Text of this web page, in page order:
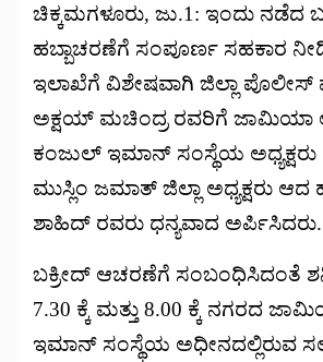
ಚಿಕ್ಕಮಗಳೂರು, ಜು.1: ಇಂದು ನಡೆದ
ಹಬ್ಬಾಚರಣೆಗೆ ಸಂಪೂರ್ಣ ಸಹಕಾರ
ಇಲಾಖೆಗೆ ವಿಶೇಷವಾಗಿ ಜಿಲ್ಲಾ ಪೊಲೀಸ್
ಅಕ್ಷಯ್ ಮಚಿಂದ್ರ ರವರಿಗೆ ಜಾಮಿಯಾ
ಕಂಜುಲ್ ಇಮಾನ್ ಸಂಸ್ಥೆಯ ಅಧ್ಯಕ್ಷರು
ಮುಸ್ಲಿಂ ಜಮಾತ್ ಜಿಲ್ಲಾ ಅಧ್ಯಕ್ಷರು
ಶಾಹಿದ್ ರವರು ಧನ್ಯವಾದ ಅರ್ಪಿಸಿದರು.
ಬಕ್ರೀದ್ ಆಚರಣೆಗೆ ಸಂಬಂಧಿಸಿದಂತೆ
7.30 ಕ್ಕೆ ಮತ್ತು 8.00 ಕ್ಕೆ ನಗರದ
ಇಮಾನ್ ಸಂಸ್ಥೆಯ ಅಧೀನದಲ್ಲಿರುವ